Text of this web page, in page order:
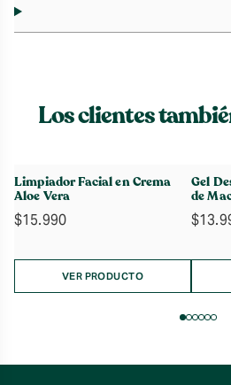
Los clientes
Limpiador Facial en Crema
Aloe Vera
$15.990
VER PRODUCTO
Gel
de
$